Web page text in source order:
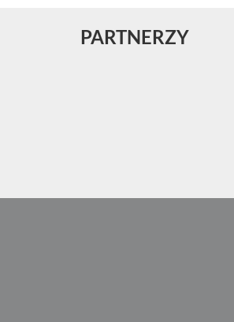
PARTNERZY